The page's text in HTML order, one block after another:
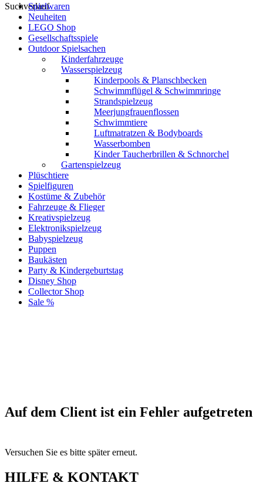
SuchverlaufSpielwaren
Neuheiten
LEGO Shop
Gesellschaftsspiele
Outdoor Spielsachen
Kinderfahrzeuge
Wasserspielzeug
Kinderpools & Planschbecken
Schwimmflügel & Schwimmringe
Strandspielzeug
Meerjungfrauenflossen
Schwimmtiere
Luftmatratzen & Bodyboards
Wasserbomben
Kinder Taucherbrillen & Schnorchel
Gartenspielzeug
Plüschtiere
Spielfiguren
Kostüme & Zubehör
Fahrzeuge & Flieger
Kreativspielzeug
Elektronikspielzeug
Babyspielzeug
Puppen
Baukästen
Party & Kindergeburtstag
Disney Shop
Collector Shop
Sale %
Auf dem Client ist ein Fehler aufgetreten
Versuchen Sie es bitte später erneut.
HILFE & KONTAKT